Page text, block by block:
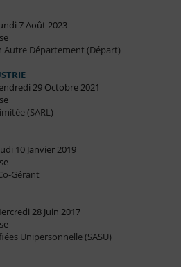
7 Août 2023
Autre Département (Départ)
29 Octobre 2021
(SARL)
10 Janvier 2019
Gérant
28 Juin 2017
Unipersonnelle (SASU)